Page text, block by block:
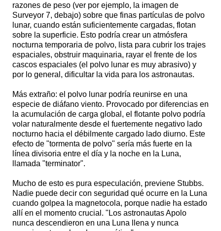
razones de peso (ver por ejemplo, la imagen de
Surveyor 7, debajo) sobre que finas partículas de polvo
lunar, cuando están suficientemente cargadas, flotan
sobre la superficie. Esto podría crear un atmósfera
nocturna temporaria de polvo, lista para cubrir los trajes
espaciales, obstruir maquinaria, rayar el frente de los
cascos espaciales (el polvo lunar es muy abrasivo) y
por lo general, dificultar la vida para los astronautas.
Más extraño: el polvo lunar podría reunirse en una
especie de diáfano viento. Provocado por diferencias en
la acumulación de carga global, el flotante polvo podría
volar naturalmente desde el fuertemente negativo lado
nocturno hacia el débilmente cargado lado diurno. Este
efecto de "tormenta de polvo" sería más fuerte en la
línea divisoria entre el día y la noche en la Luna,
llamada "terminator".
Mucho de esto es pura especulación, previene Stubbs.
Nadie puede decir con seguridad qué ocurre en la Luna
cuando golpea la magnetocola, porque nadie ha estado
allí en el momento crucial. "Los astronautas Apolo
nunca descendieron en una Luna llena y nunca